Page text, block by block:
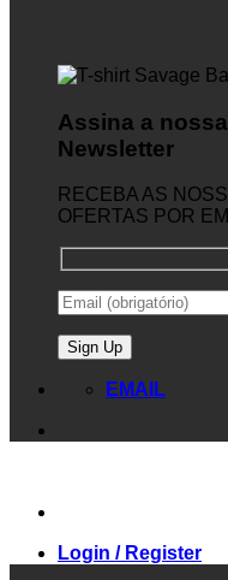
Assina a nossa
Newsletter
RECEBA AS
OFERTAS POR
EMAIL
Login / Register